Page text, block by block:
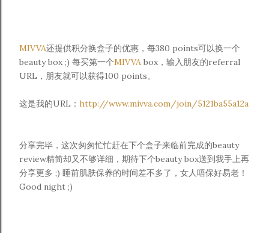
MIVVA还提供积分换盒子的优惠，每380 points可以换一个
beauty box ;) 每买第一个MIVVA box ，输入朋友的referral
URL，朋友就可以获得100 points。
这是我的URL： http://www.mivva.com/join/5121ba55a12a
分享完毕，这次匆匆忙忙赶在下个盒子来临前完成的beauty
review精简却又不够详细，期待下个beauty box送到我手上再
分享更多 ;) 睡前肌肤保养的时间差不多了，女人唔保好易老！
Good night ;)